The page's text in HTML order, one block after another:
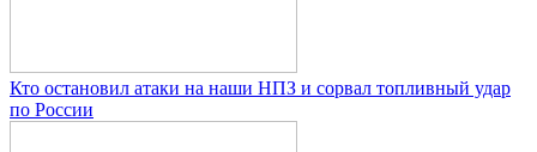
Кто остановил атаки на наши НПЗ и сорвал топливный удар
по России